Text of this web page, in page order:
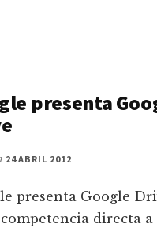
presenta
24 ABRIL 2012
presenta Google
competencia directa a